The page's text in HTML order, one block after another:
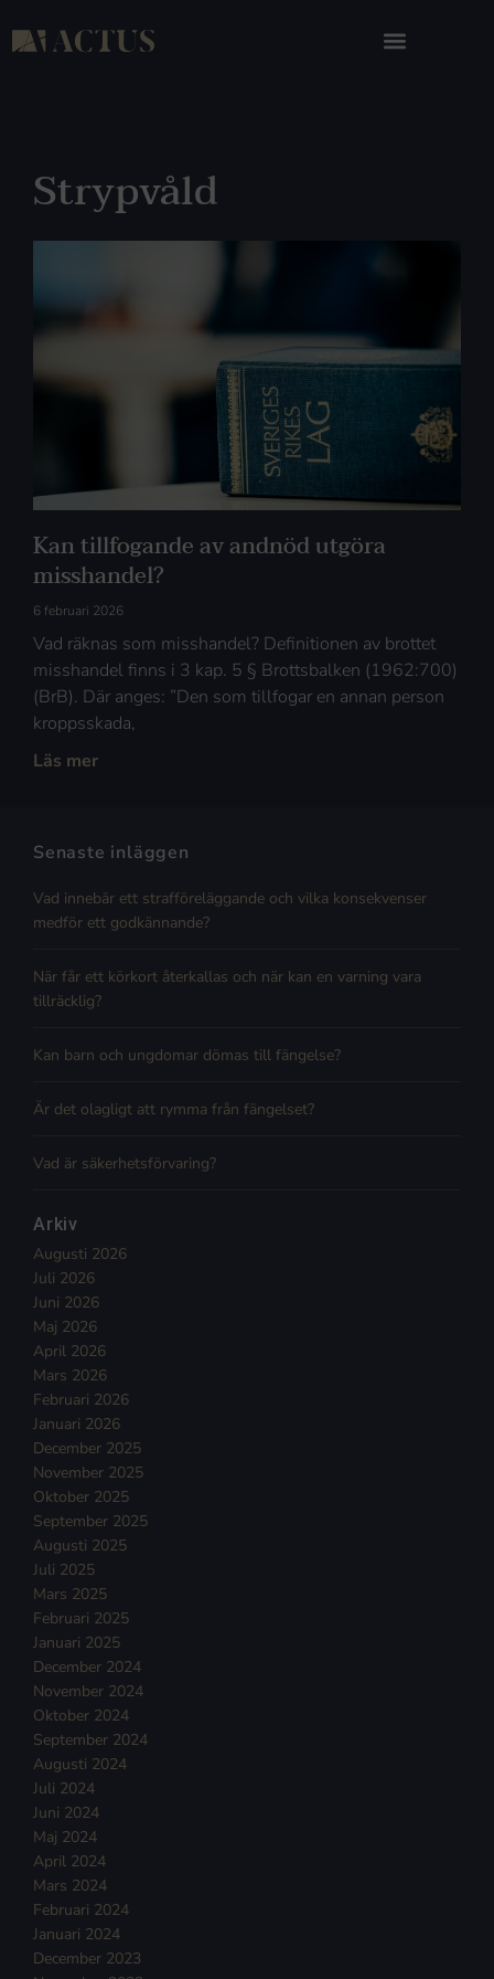
Strypvåld
Kan tillfogande av andnöd utgöra
misshandel?
6 februari 2026
Vad räknas som misshandel? Definitionen av brottet
misshandel finns i 3 kap. 5 § Brottsbalken (1962:700)
(BrB). Där anges: ”Den som tillfogar en annan person
kroppsskada,
Läs mer
Senaste inläggen
Vad innebär ett strafföreläggande och vilka konsekvenser
medför ett godkännande?
När får ett körkort återkallas och när kan en varning vara
tillräcklig?
Kan barn och ungdomar dömas till fängelse?
Är det olagligt att rymma från fängelset?
Vad är säkerhetsförvaring?
Arkiv
Augusti 2026
Juli 2026
Juni 2026
Maj 2026
April 2026
Mars 2026
Februari 2026
Januari 2026
December 2025
November 2025
Oktober 2025
September 2025
Augusti 2025
Juli 2025
Mars 2025
Februari 2025
Januari 2025
December 2024
November 2024
Oktober 2024
September 2024
Augusti 2024
Juli 2024
Juni 2024
Maj 2024
April 2024
Mars 2024
Februari 2024
Januari 2024
December 2023